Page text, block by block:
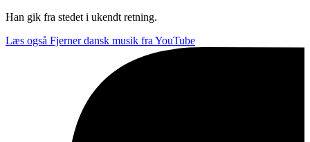
Han gik fra stedet i ukendt retning.
Læs også Fjerner dansk musik fra YouTube